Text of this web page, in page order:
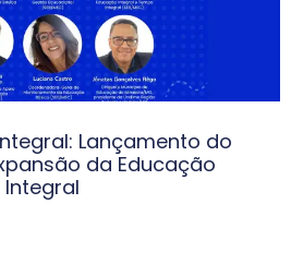
Lançamento do
da Educação